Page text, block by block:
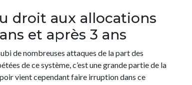
droit aux allocations
et après 3 ans
de nombreuses attaques de la part des
de ce système, c’est une grande partie de la
vient cependant faire irruption dans ce